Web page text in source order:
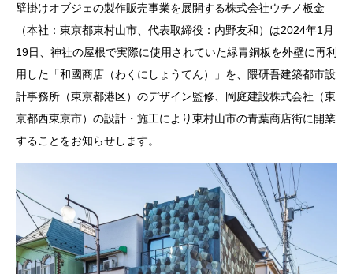
壁掛けオブジェの製作販売事業を展開する株式会社ウチノ板金
（本社：東京都東村山市、代表取締役：内野友和）は2024年1月
19日、神社の屋根で実際に使用されていた緑青銅板を外壁に再利
用した「和國商店（わくにしょうてん）」を、隈研吾建築都市設
計事務所（東京都港区）のデザイン監修、岡庭建設株式会社（東
京都西東京市）の設計・施工により東村山市の青葉商店街に開業
することをお知らせします。